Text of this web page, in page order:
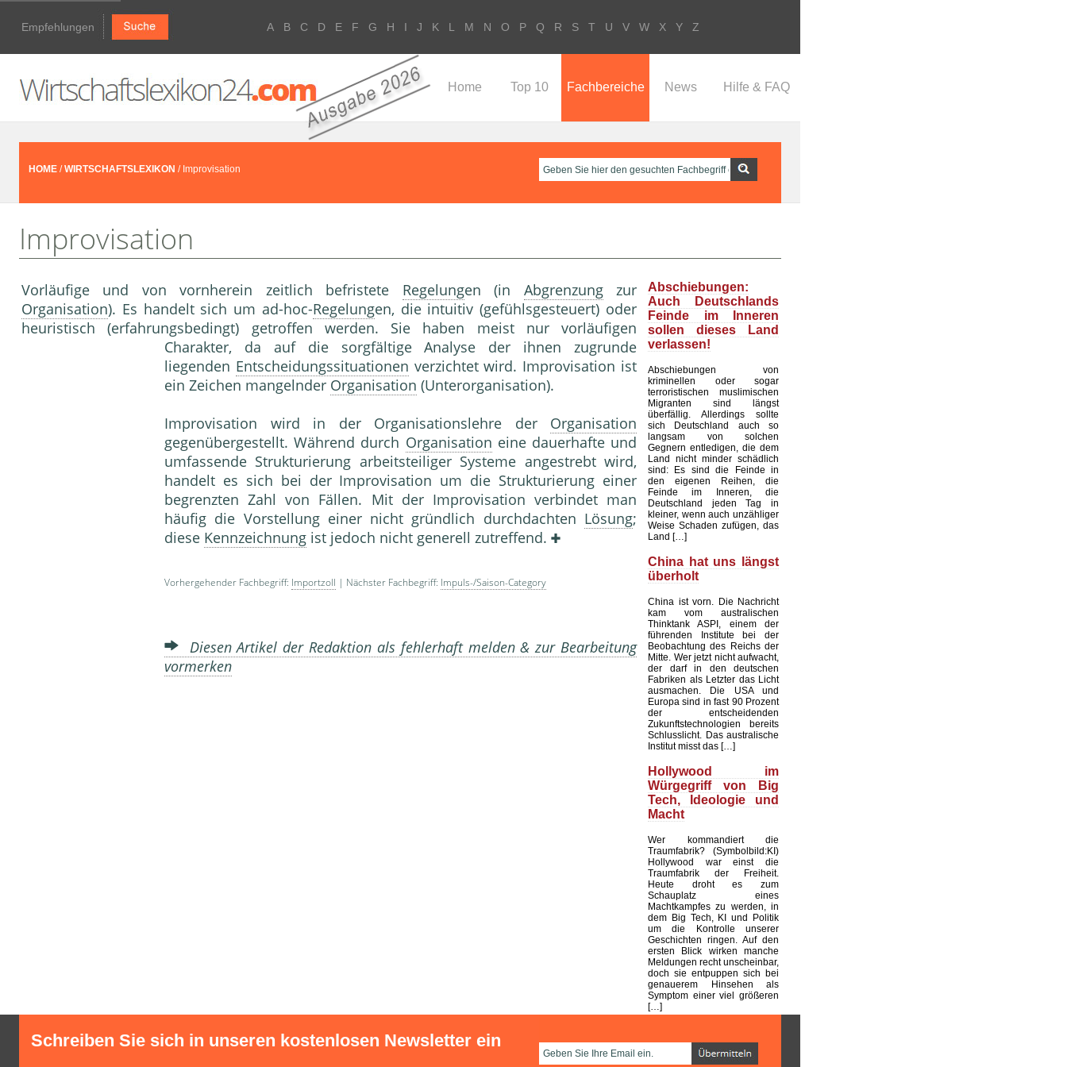
Empfehlungen A B C D E F G H I J K L M N O P Q R S T U V W X Y Z
Home Top 10 Fachbereiche News Hilfe & FAQ
HOME /WIRTSCHAFTSLEXIKON / Improvisation
Improvisation
Vorläufige und von vornherein zeitlich befristete Regelungen (in Abgrenzungzur
Organisation). Es handelt sich um ad-hoc-Regelungen, die intuitiv (gefühlsgesteuert) oder
heuristisch (erfahrungsbedingt) getroffen werden. Sie haben meist nur vorläufigen
Charakter, da auf die sorgfältige Analyse der ihnen zugrunde
liegenden Entscheidungssituationen verzichtet wird. Improvisation ist
ein Zeichen mangelnder Organisation (Unterorganisation).
Improvisation wird in der Organisationslehre der Organisation
gegenübergestellt. Während durch Organisation eine dauerhafte und
umfassende Strukturierung arbeitsteiliger Systeme angestrebt wird,
handelt es sich bei der Improvisation um die Strukturierung einer
begrenzten Zahl von Fällen. Mit der Improvisation verbindet man
häufig die Vorstellung einer nicht gründlich durchdachten Lösung;
diese Kennzeichnung ist jedoch nicht generell zutreffend.
Vorhergehender Fachbegriff: Importzoll | Nächster Fachbegriff: Impuls-/Saison-Category
Diesen Artikel der Redaktion als fehlerhaft melden & zur Bearbeitung
vormerken
Abschiebungen:
Auch Deutschlands
Feinde im Inneren
sollen dieses Land
verlassen!
Abschiebungen von
kriminellen oder sogar
terroristischen muslimischen
Migranten sind längst
überfällig. Allerdings sollte
sich Deutschland auch so
langsam von solchen
Gegnern entledigen, die dem
Land nicht minder schädlich
sind: Es sind die Feinde in
den eigenen Reihen, die
Feinde im Inneren, die
Deutschland jeden Tag in
kleiner, wenn auch unzähliger
Weise Schaden zufügen, das
Land […]
China hat uns längst
überholt
China ist vorn. Die Nachricht
kam vom australischen
Thinktank ASPI, einem der
führenden Institute bei der
Beobachtung des Reichs der
Mitte. Wer jetzt nicht aufwacht,
der darf in den deutschen
Fabriken als Letzter das Licht
ausmachen. Die USA und
Europa sind in fast 90 Prozent
der entscheidenden
Zukunftstechnologien bereits
Schlusslicht. Das australische
Institut misst das […]
Hollywood im
Würgegriff von Big
Tech, Ideologie und
Macht
Wer kommandiert die
Traumfabrik? (Symbolbild:KI)
Hollywood war einst die
Traumfabrik der Freiheit.
Heute droht es zum
Schauplatz eines
Machtkampfes zu werden, in
dem Big Tech, KI und Politik
um die Kontrolle unserer
Geschichten ringen. Auf den
ersten Blick wirken manche
Meldungen recht unscheinbar,
doch sie entpuppen sich bei
genauerem Hinsehen als
Symptom einer viel größeren
[…]
Schreiben Sie sich in unseren kostenlosen Newsletter ein